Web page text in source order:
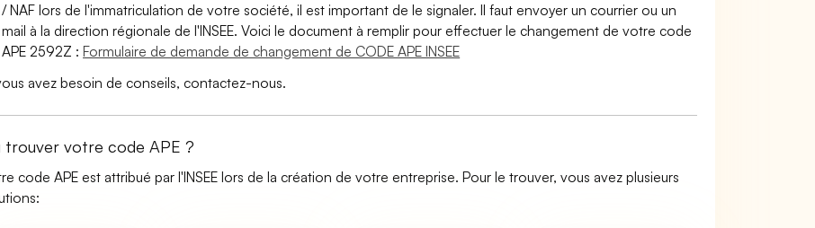
/ NAF lors de l'immatriculation de votre société, il est important de le signaler. Il faut envoyer un courrier ou un
mail à la direction régionale de l'INSEE. Voici le document à remplir pour effectuer le changement de votre code
APE 2592Z :Formulaire de demande de changement de CODE APE INSEE
avez besoin de conseils, contactez-nous.
trouver votre code APE ?
code APE est attribué par l'INSEE lors de la création de votre entreprise. Pour le trouver, vous avez plusieurs